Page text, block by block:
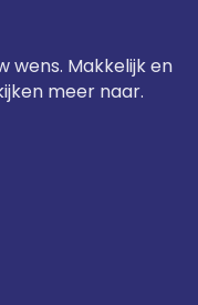
wens. Makkelijk en
meer naar.